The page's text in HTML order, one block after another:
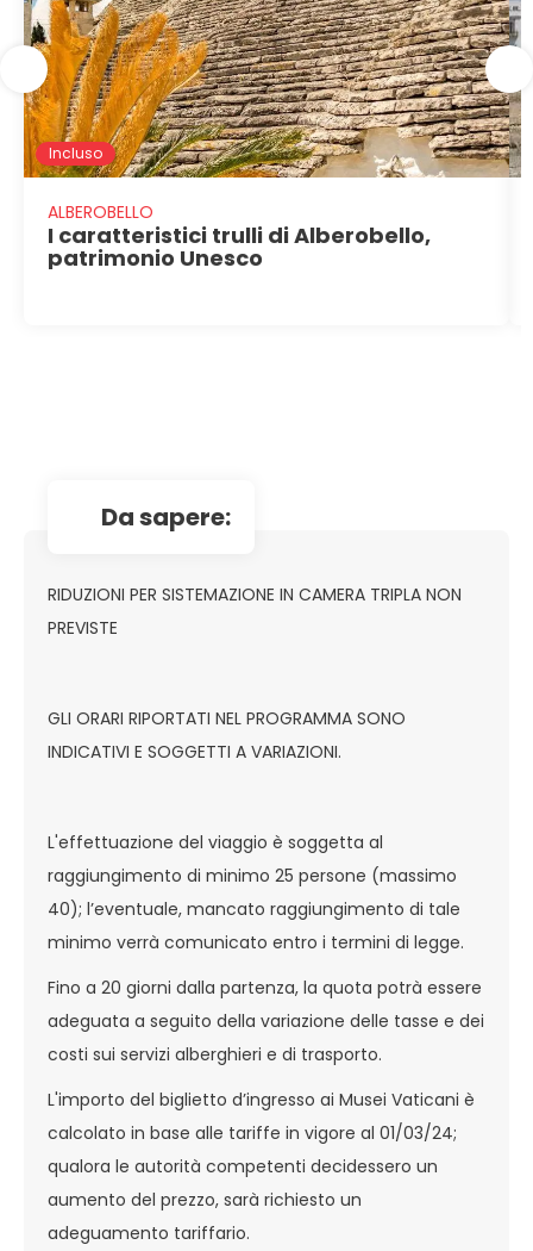
Incluso
ALBEROBELLO
I caratteristici trulli di Alberobello,
patrimonio Unesco
da sapere:
RIDUZIONI PER SISTEMAZIONE IN CAMERA TRIPLA NON
PREVISTE
GLI ORARI RIPORTATI NEL PROGRAMMA SONO
INDICATIVI E SOGGETTI A VARIAZIONI.
L'effettuazione del viaggio è soggetta al
raggiungimento di minimo 25 persone (massimo
40); l’eventuale, mancato raggiungimento di tale
minimo verrà comunicato entro i termini di legge.
Fino a 20 giorni dalla partenza, la quota potrà essere
adeguata a seguito della variazione delle tasse e dei
costi sui servizi alberghieri e di trasporto.
L'importo del biglietto d’ingresso ai Musei Vaticani è
calcolato in base alle tariffe in vigore al 01/03/24;
qualora le autorità competenti decidessero un
aumento del prezzo, sarà richiesto un
adeguamento tariffario.